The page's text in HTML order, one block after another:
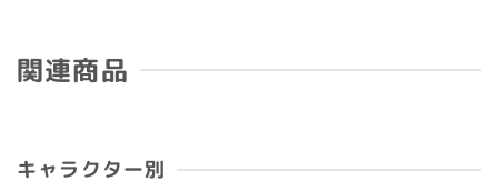
関連商品
キャラクター別